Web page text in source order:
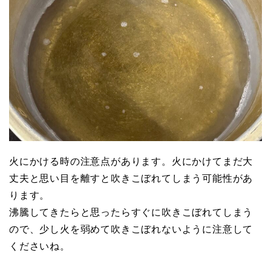
火にかける時の注意点があります。火にかけてまだ大
丈夫と思い目を離すと吹きこぼれてしまう可能性があ
ります。
沸騰してきたらと思ったらすぐに吹きこぼれてしまう
ので、少し火を弱めて吹きこぼれないように注意して
くださいね。